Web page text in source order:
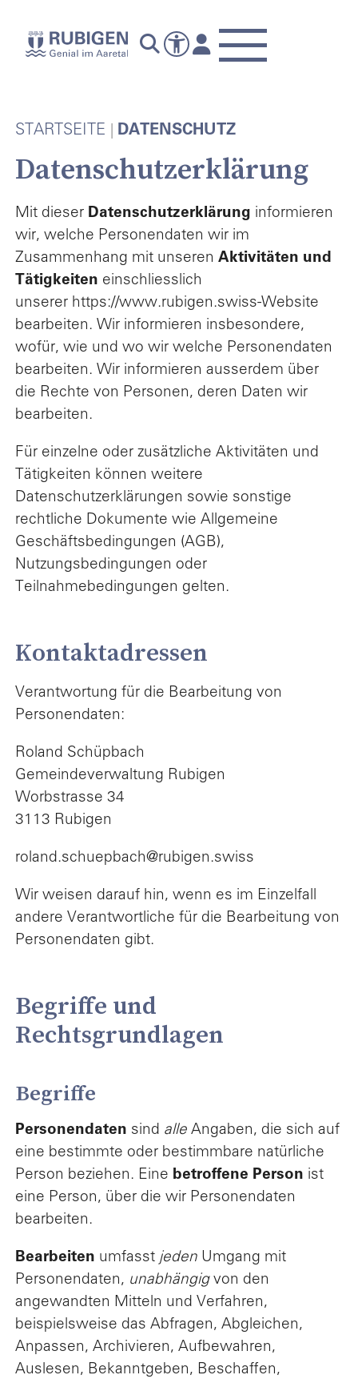
STARTSEITE DATENSCHUTZ
Datenschutzerklärung
Mit dieser Datenschutzerklärung informieren
wir, welche Personendaten wir im
Zusammenhang mit unseren Aktivitäten und
Tätigkeiten einschliesslich
unserer https://www.rubigen.swiss-Website
bearbeiten. Wir informieren insbesondere,
wofür, wie und wo wir welche Personendaten
bearbeiten. Wir informieren ausserdem über
die Rechte von Personen, deren Daten wir
bearbeiten.
Für einzelne oder zusätzliche Aktivitäten und
Tätigkeiten können weitere
Datenschutzerklärungen sowie sonstige
rechtliche Dokumente wie Allgemeine
Geschäftsbedingungen (AGB),
Nutzungsbedingungen oder
Teilnahmebedingungen gelten.
Kontaktadressen
Verantwortung für die Bearbeitung von
Personendaten:
Roland Schüpbach
Gemeindeverwaltung Rubigen
Worbstrasse 34
3113 Rubigen
roland.schuepbach@rubigen.swiss
Wir weisen darauf hin, wenn es im Einzelfall
andere Verantwortliche für die Bearbeitung von
Personendaten gibt.
Begriffe und
Rechtsgrundlagen
Begriffe
Personendaten sind alle Angaben, die sich auf
eine bestimmte oder bestimmbare natürliche
Person beziehen. Eine betroffene Person ist
eine Person, über die wir Personendaten
bearbeiten.
Bearbeiten umfasst jeden Umgang mit
Personendaten, unabhängigvon den
angewandten Mitteln und Verfahren,
beispielsweise das Abfragen, Abgleichen,
Anpassen, Archivieren, Aufbewahren,
Auslesen, Bekanntgeben, Beschaffen,